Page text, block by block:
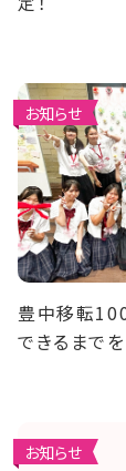
お知らせ
豊中移転
できるまでを
お知らせ